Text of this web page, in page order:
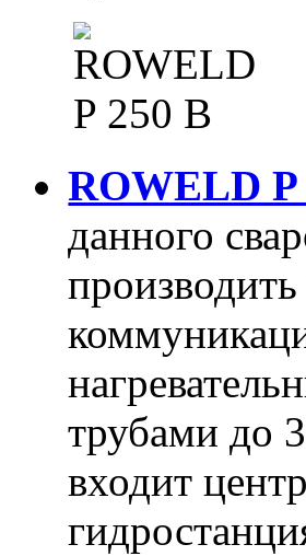
ROWELD
данного
трубами до
входит